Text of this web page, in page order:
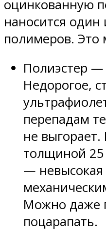
оцинкованную
наносится один
полимеров. Это
Полиэстер —
Недорогое,
перепадам
не выгорает.
толщиной
— невысокая
Можно даже
поцарапать.